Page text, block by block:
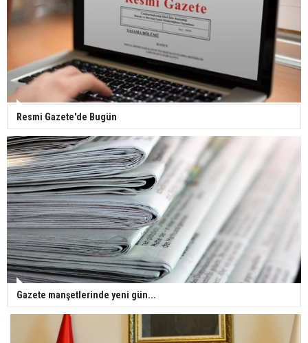
Gazze'deki Sağlık Bakanlığı duyurdu: Vahşetin
pençesinde 2 salgın vaka tespit edildi
Resmi Gazete'de Bugün
Gazete manşetlerinde yeni gün...